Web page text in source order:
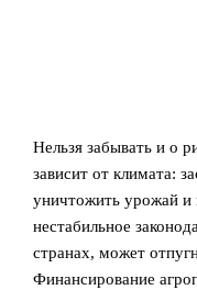
Нельзя забывать и о
зависит от климата:
уничтожить урожай и
нестабильное
странах, может
Финансирование